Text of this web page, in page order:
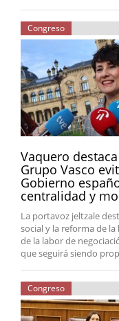
Congreso
Vaquero
Grupo Vasco
Gobierno
centralidad y
La portavoz jeltzale
social y la reforma de
de la labor de
que seguirá siendo
Congreso